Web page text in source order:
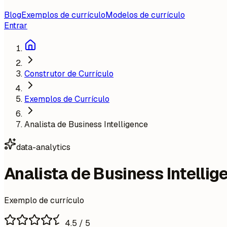
BlogExemplos de currículoModelos de currículo
Entrar
Construtor de Currículo
Exemplos de Currículo
Analista de Business Intelligence
data-analytics
Analista de Business
Exemplo de currículo
4.5 / 5